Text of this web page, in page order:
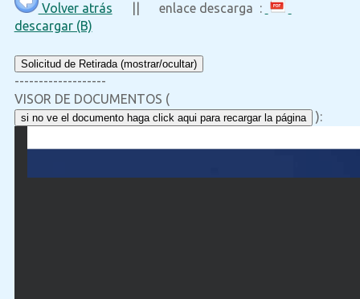
Volver atrás || enlace descarga :
descargar (B)
Solicitud de Retirada (mostrar/ocultar)
-------------------
VISOR DE DOCUMENTOS (
si no ve el documento haga click aqui para recargar la página ):